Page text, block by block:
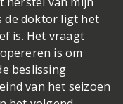
de doktor ligt het
is. Het vraagt
is om
beslissing
van het seizoen